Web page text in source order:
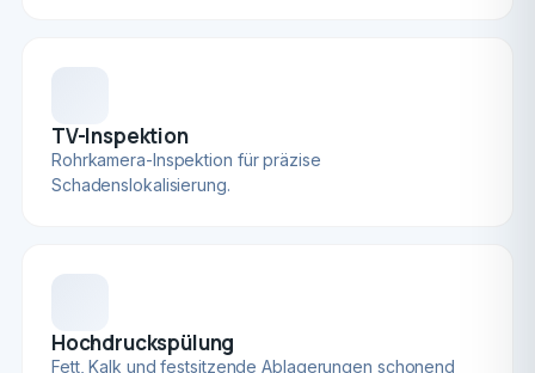
TV-Inspektion
Rohrkamera-Inspektion für präzise
Schadenslokalisierung.
Hochdruckspülung
Fett, Kalk und festsitzende Ablagerungen schonend